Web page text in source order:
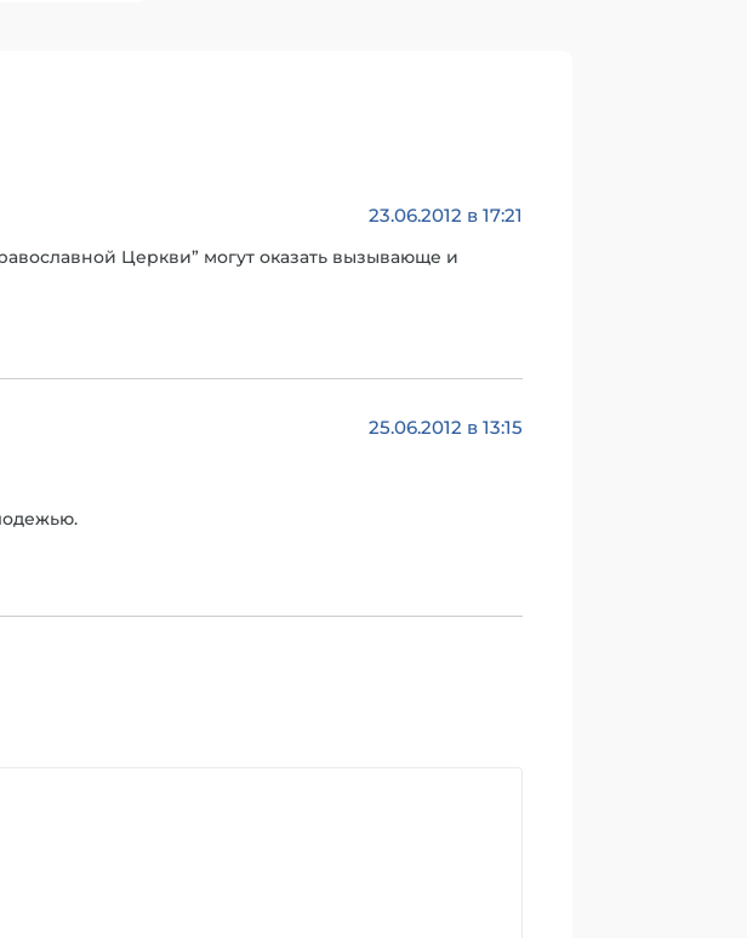
23.06.2012 в 17:21
Церкви” могут оказать вызывающе и
25.06.2012 в 13:15